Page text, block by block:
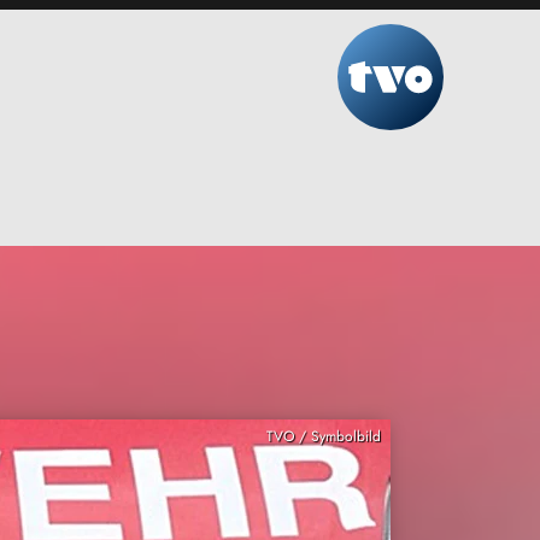
TVO / Symbolbild